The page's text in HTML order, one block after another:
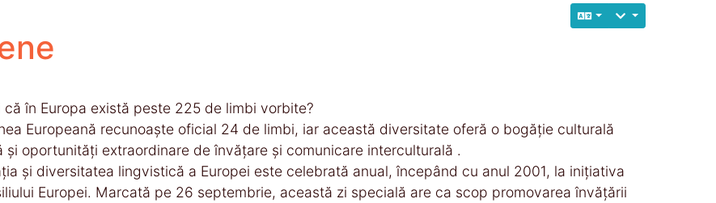
că în Europa există peste 225 de limbi vorbite?
Europeană recunoaște oficial 24 de limbi, iar această diversitate oferă o bogăție culturală
și oportunități extraordinare de învățare și comunicare interculturală .
și diversitatea lingvistică a Europei este celebrată anual, începând cu anul 2001, la inițiativa
Europei. Marcată pe 26 septembrie, această zi specială are ca scop promovarea învățării